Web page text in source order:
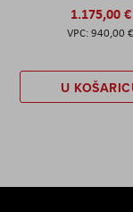
1.175,00 €
940,00 €
U